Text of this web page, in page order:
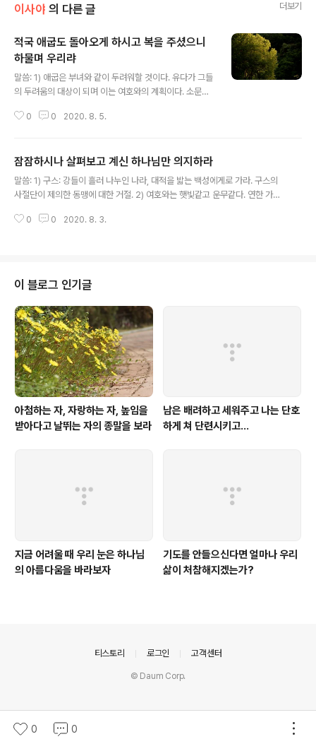
이사야 의 다른 글 더보기
적국 애굽도 돌아오게 하시고 복을 주셨으니
하물며 우리랴
말씀: 1) 애굽은 부녀와 같이 두려워할 것이다. 유다가 그들
의 두려움의 대상이 되며 이는 여호와의 계획이다. 소문을
이 있겠고, 이는 만군의 여호와를 위한 증거가 될 것이다.
이므로 그들이 여호와게서 돌아올 것이다. 3) 애굽과 앗수
르가 왕래하게 될 것이며 함께 경배하게 될 것이다. 둘 모두
복이 될 것인데, 여호와께서 복을 주시는 것이다. 묵상: 1)
애굽에 여호와를 위한 제단이 세워지고 그들이 여호와를
0 0 2020. 8. 5.
잠잠하시나 살펴보고 계신 하나님만 의지하라
말씀: 1) 구스: 강들이 흘러 나누인 나라, 대적을 밟는 백성에게로 가라. 구스의
사절단이 제의한 동맹에 대한 거절. 2) 여호와는 햇빛같고 운무같다. 연한 가지
지내리라. 만군의 여호와께 드릴 예물을 가지고 시온산에 이르리라 묵상: 1) 에
다. 산위의 깃발과 나팔을 뭇 백성이 목격하게 된다. 바벨론을 심판하려고 군대
를 소집하는 장면을 떠오르게 한다. 2) 온땅을 감찰하시는 주님은 앗수르를 흩
어버릴 것이다. 악인..
0 0 2020. 8. 3.
이 블로그 인기글
아첨하는 자, 자랑하는 자, 높임을
받아다고 날뛰는 자의 종말을 보라
남은 배려하고 세워주고 나는 단호
하게 쳐 단련시키고...
지금 어려울 때 우리 눈은 하나님
의 아름다움을 바라보자
기도를 안들으신다면 얼마나 우리
삶이 처참해지겠는가?
0 0
티스토리 로그인 고객센터
© Daum Corp.